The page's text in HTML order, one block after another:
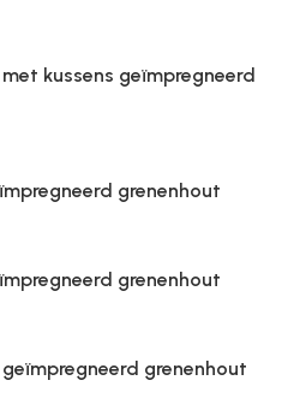
kussens geïmpregneerd
grenenhout
grenenhout
grenenhout